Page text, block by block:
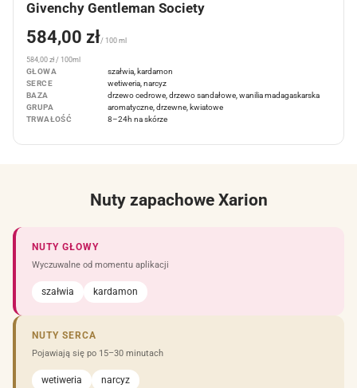
Givenchy Gentleman Society
584,00 zł/ 100 ml
584,00 zł / 100ml
GŁOWA
szałwia, kardamon
SERCE
wetiweria, narcyz
BAZA
drzewo cedrowe, drzewo sandałowe, wanilia madagaskarska
GRUPA
aromatyczne, drzewne, kwiatowe
TRWAŁOŚĆ
8–24h na skórze
Nuty zapachowe Xarion
NUTY GŁOWY
Wyczuwalne od momentu aplikacji
szałwia kardamon
NUTY SERCA
Pojawiają się po 15–30 minutach
wetiweria narcyz